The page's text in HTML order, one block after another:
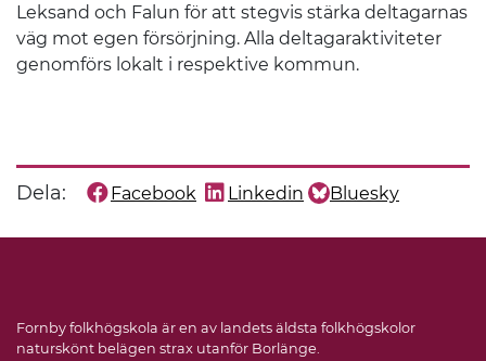
Leksand och Falun för att stegvis stärka deltagarnas
väg mot egen försörjning. Alla deltagaraktiviteter
genomförs lokalt i respektive kommun.
Dela: Dela denna sida på
Facebook
Dela denna sida på
Linkedin
Dela denna sida på
Bluesky
Fornby folkhögskola är en av landets äldsta folkhögskolor
naturskönt belägen strax utanför Borlänge.